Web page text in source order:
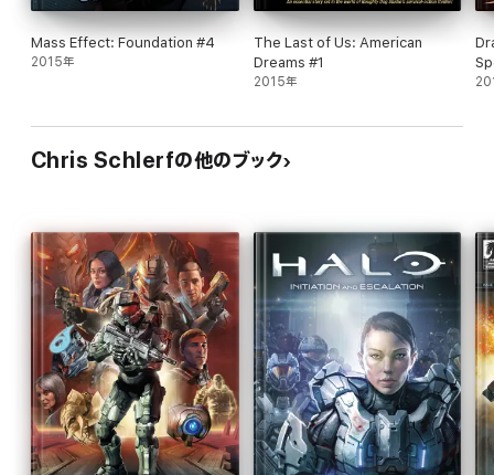
Mass Effect: Foundation #4
2015年
The Last of Us: American
Dreams #1
2015年
Chris Schlerfの他のブック